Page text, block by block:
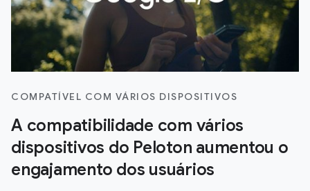
COMPATÍVEL COM VÁRIOS DISPOSITIVOS
A compatibilidade com vários
dispositivos do Peloton aumentou o
engajamento dos usuários